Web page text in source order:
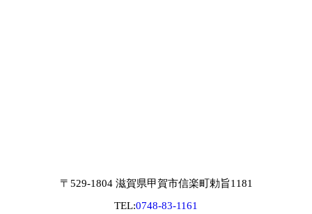
〒529-1804 滋賀県甲賀市信楽町勅旨1181
TEL:0748-83-1161